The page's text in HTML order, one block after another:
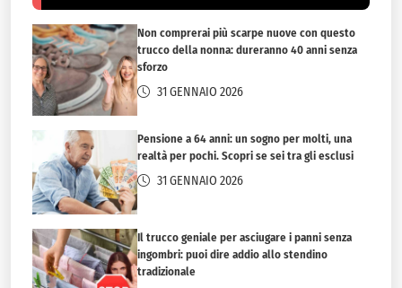
Non comprerai più scarpe nuove con questo
trucco della nonna: dureranno 40 anni senza
sforzo
31 GENNAIO 2026
Pensione a 64 anni: un sogno per molti, una
realtà per pochi. Scopri se sei tra gli esclusi
31 GENNAIO 2026
Il trucco geniale per asciugare i panni senza
ingombri: puoi dire addio allo stendino
tradizionale